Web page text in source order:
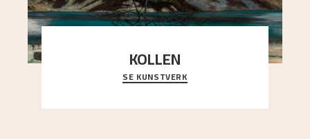
KOLLEN
Et ruvende fjell dominerer bildeflaten, og står i
sterk kontrast til det spinkle rognetreet ute
SE KUNSTVERK